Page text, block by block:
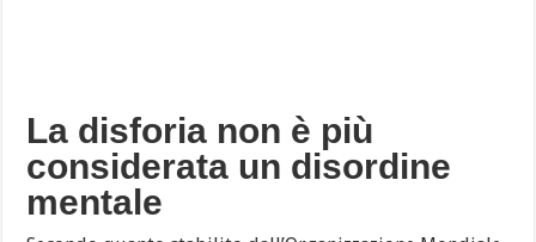
La disforia non è più
considerata un disordine
mentale